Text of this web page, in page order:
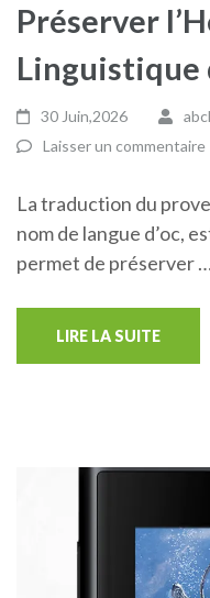
Préserver
Linguistique
30 Juin,2026
Laisser un commentaire
La traduction du
nom de langue d’oc,
permet de préserver
LIRE LA SUITE